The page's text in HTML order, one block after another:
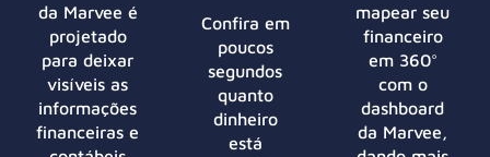
da Marvee é
projetado
para deixar
visíveis as
informações
financeiras e
Confira em
poucos
segundos
quanto
dinheiro
está
mapear seu
financeiro
em 360°
com o
dashboard
da Marvee,